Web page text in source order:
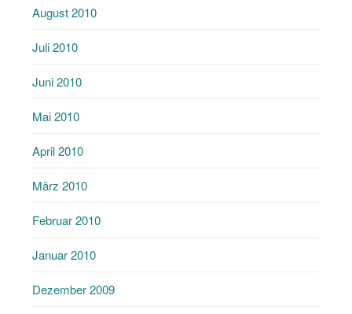
August 2010
Juli 2010
Juni 2010
Mai 2010
April 2010
März 2010
Februar 2010
Januar 2010
Dezember 2009